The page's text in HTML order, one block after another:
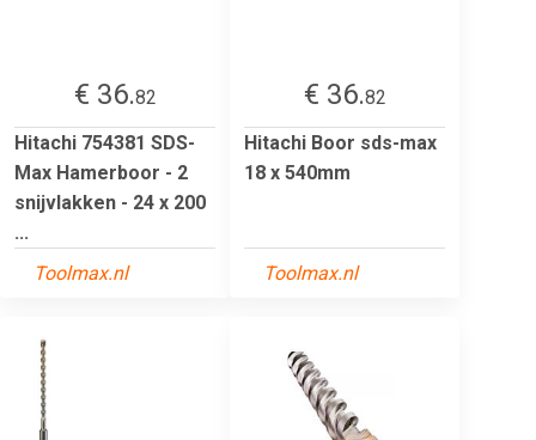
€ 36.82
Hitachi 754381 SDS-
Max Hamerboor - 2
snijvlakken - 24 x 200
...
Toolmax.nl
€ 36.82
Hitachi Boor sds-max
18 x 540mm
Toolmax.nl